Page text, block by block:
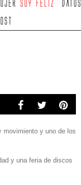
soy feliz Datos
movimiento y uno de los
y una feria de discos